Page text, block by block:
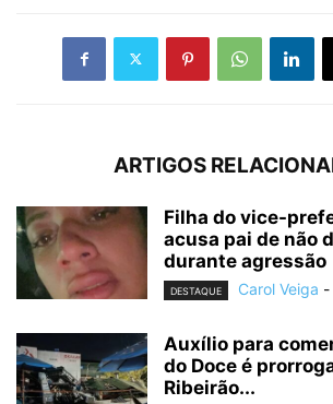
ARTIGOS
Filha do vice-
acusa pai de não
durante agressão
DESTAQUE Carol Veiga -
Auxílio para
do Doce é
Ribeirão...